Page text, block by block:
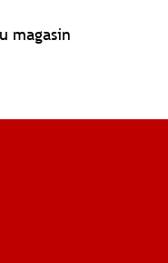
magasin